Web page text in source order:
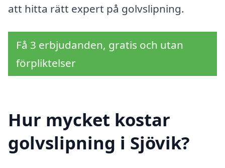
att hitta rätt expert på golvslipning.
Få 3 erbjudanden, gratis och utan
förpliktelser
Hur mycket kostar
golvslipning i Sjövik?